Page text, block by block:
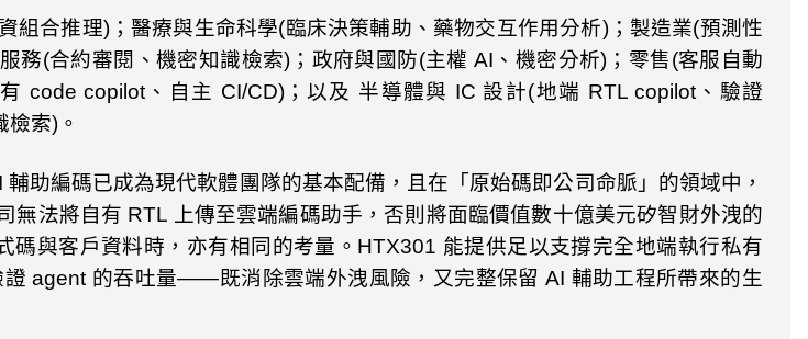
組合推理)；醫療與生命科學(臨床決策輔助、藥物交互作用分析)；製造業(預測性
務(合約審閱、機密知識檢索) ；政府與國防(主權 AI 、機密分析) ；零售(客服自動
code copilot、自主 CI/CD)；以及 半導體與 IC設計(地端 RTL copilot、驗證
檢索) 。
輔助編碼已成為現代軟體團隊的基本配備，且在「原始碼即公司命脈」的領域中，
無法將自有 RTL
上傳至雲端編碼助手，否則將面臨價值數十億美元矽智財外洩的
碼與客戶資料時，亦有相同的考量。 HTX301 能提供足以支撐完全地端執行私有
證 agent 的吞吐量——既消除雲端外洩風險，又完整保留 AI 輔助工程所帶來的生